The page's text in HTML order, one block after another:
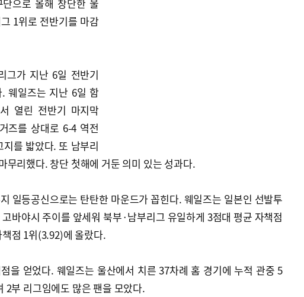
으로 올해 창단한 울
1위로 전반기를 마감
그가 지난 6일 전반기
웨일즈는 지난 6일 함
열린 전반기 마지막
즈를 상대로 6-4 역전
를 밟았다. 또 남부리
무리했다. 창단 첫해에 거둔 의미 있는 성과다.
일등공신으로는 탄탄한 마운드가 꼽힌다. 웨일즈는 일본인 선발투
바야시 주이를 앞세워 북부·남부리그 유일하게 3점대 평균 자책점
점 1위(3.92)에 올랐다.
을 얻었다. 웨일즈는 울산에서 치른 37차례 홈 경기에 누적 관중 5
2부 리그임에도 많은 팬을 모았다.